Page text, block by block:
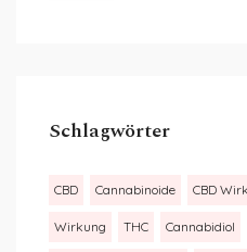
Schlagwörter
CBD Cannabinoide CBD
Wirkung THC Cannabidiol